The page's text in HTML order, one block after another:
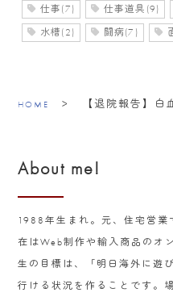
仕事(7) 仕事道具(9)
水槽(2) 闘病(7)
HOME > 【退院報告】白
About me!
1988年生まれ。元、住宅営業
在はWeb制作や輸入商品のオ
生の目標は、「明日海外に遊
行ける状況を作ることです。